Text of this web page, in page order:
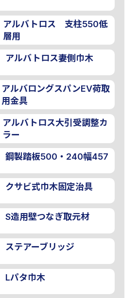
アルバトロス 支柱550低
層用
アルバトロス妻側巾木
アルバロングスパンEV荷取
用金具
アルバトロス大引受調整カ
ラー
鋼製踏板500・240幅457
クサビ式巾木固定治具
S造用壁つなぎ取元材
ステアーブリッジ
Lパタ巾木